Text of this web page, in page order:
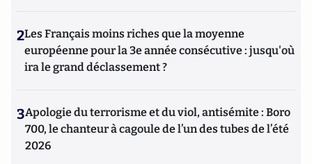
2Les Français moins riches que la moyenne
européenne pour la 3e année consécutive : jusqu'où
ira le grand déclassement ?
3Apologie du terrorisme et du viol, antisémite : Boro
700, le chanteur à cagoule de l’un des tubes de l’été
2026